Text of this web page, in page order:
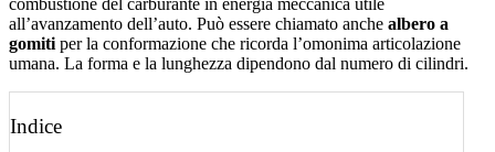
combustione del carburante in energia meccanica utile
all’avanzamento dell’auto. Può essere chiamato anche albero a
gomitiper la conformazione che ricorda l’omonima articolazione
umana. La forma e la lunghezza dipendono dal numero di cilindri.
Indice